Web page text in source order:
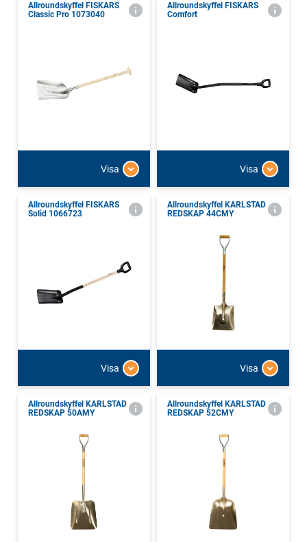
Allroundskyffel FISKARS
Classic Pro 1073040
Visa
Allroundskyffel FISKARS
Comfort
Visa
Allroundskyffel FISKARS
Solid 1066723
Visa
Allroundskyffel KARLSTAD
REDSKAP 44CMY
Visa
Allroundskyffel KARLSTAD
REDSKAP 50AMY
Allroundskyffel KARLSTAD
REDSKAP 52CMY